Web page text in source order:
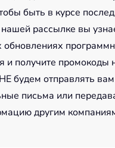
быть в курсе
рассылке вы
обновлениях
и получите промокоды
будем отправлять вам
письма или
другим